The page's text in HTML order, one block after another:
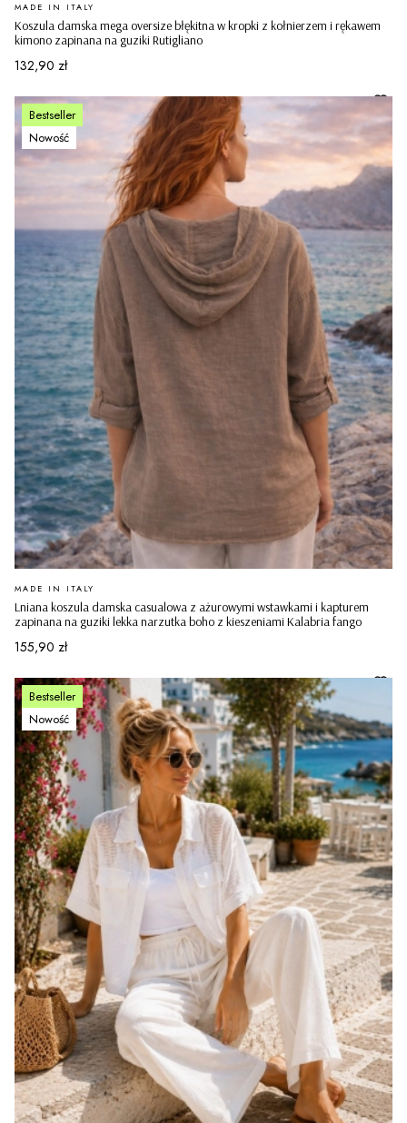
Koszula damska mega oversize błękitna w kropki z kołnierzem i rękawem
kimono zapinana na guziki Rutigliano
PRODUCENT
MADE IN ITALY
Cena
132,90 zł
Bestseller
Nowość
Lniana koszula damska casualowa z ażurowymi wstawkami i kapturem
zapinana na guziki lekka narzutka boho z kieszeniami Kalabria fango
PRODUCENT
MADE IN ITALY
Cena
155,90 zł
Bestseller
Nowość